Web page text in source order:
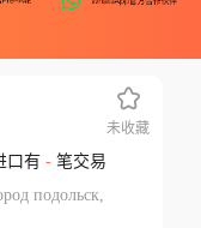
口有 -笔交易
подольск,
未收藏